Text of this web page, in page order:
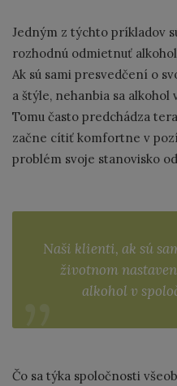
Jedným z týchto príkladov
rozhodnú odmietnuť
Ak sú sami presvedčení o
a štýle, nehanbia sa
Tomu často predchádza
začne cítiť komfortne v
problém svoje stanovisko
Naši klienti, ak sú
životnom
alkohol v
Čo sa týka spoločnosti